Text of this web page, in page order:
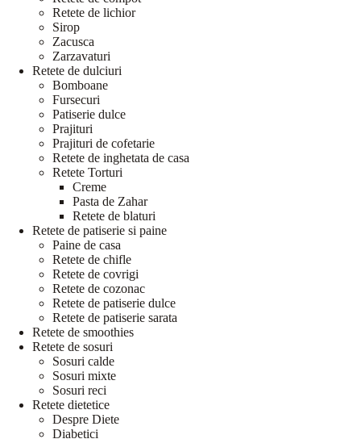
Retete de lichior
Sirop
Zacusca
Zarzavaturi
Retete de dulciuri
Bomboane
Fursecuri
Patiserie dulce
Prajituri
Prajituri de cofetarie
Retete de inghetata de casa
Retete Torturi
Creme
Pasta de Zahar
Retete de blaturi
Retete de patiserie si paine
Paine de casa
Retete de chifle
Retete de covrigi
Retete de cozonac
Retete de patiserie dulce
Retete de patiserie sarata
Retete de smoothies
Retete de sosuri
Sosuri calde
Sosuri mixte
Sosuri reci
Retete dietetice
Despre Diete
Diabetici